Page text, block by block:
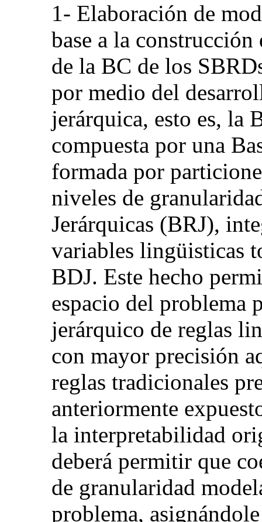
1- Elaboración de
base a la
de la BC de los
por medio del
jerárquica, esto es, la
compuesta por una
formada por
niveles de
Jerárquicas (BRJ),
variables lingüisticas
BDJ. Este hecho
espacio del problema
jerárquico de reglas
con mayor precisión
reglas tradicionales
anteriormente
la interpretabilidad
deberá permitir que
de granularidad
problema,